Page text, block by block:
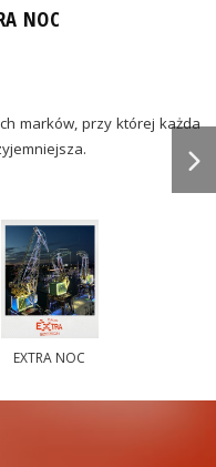
NOC
marków, przy której każda
EXTRA NOC